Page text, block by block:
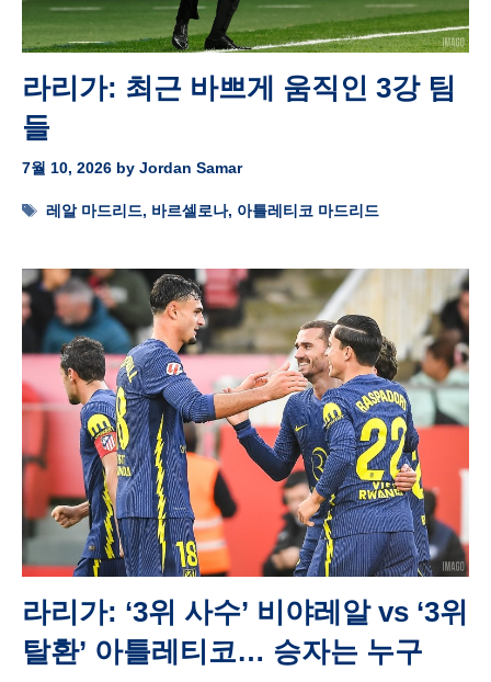
라리가: 최근 바쁘게 움직인 3강 팀
들
7월 10, 2026 by Jordan Samar
Tags
레알 마드리드, 바르셀로나, 아틀레티코 마드리드
라리가: ‘3위 사수’ 비야레알 vs ‘3위
탈환’ 아틀레티코… 승자는 누구